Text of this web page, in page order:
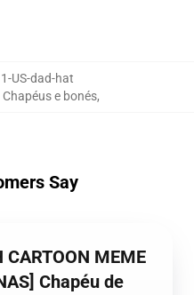
US-dad-hat
Chapéus e bonés,
Say
MEME
Chapéu de